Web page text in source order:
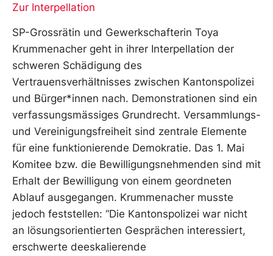
Zur Interpellation
SP-Grossrätin und Gewerkschafterin Toya
Krummenacher geht in ihrer Interpellation der
schweren Schädigung des
Vertrauensverhältnisses zwischen Kantonspolizei
und Bürger*innen nach. Demonstrationen sind ein
verfassungsmässiges Grundrecht. Versammlungs-
und Vereinigungsfreiheit sind zentrale Elemente
für eine funktionierende Demokratie. Das 1. Mai
Komitee bzw. die Bewilligungsnehmenden sind mit
Erhalt der Bewilligung von einem geordneten
Ablauf ausgegangen. Krummenacher musste
jedoch feststellen: “Die Kantonspolizei war nicht
an lösungsorientierten Gesprächen interessiert,
erschwerte deeskalierende